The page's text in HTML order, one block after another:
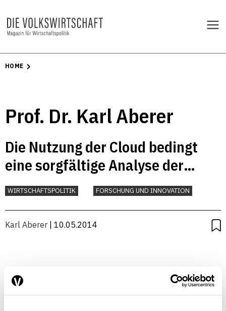
HOME
Prof. Dr. Karl Aberer
Die Nutzung der Cloud bedingt
eine sorgfältige Analyse der
Risiken
WIRTSCHAFTSPOLITIK FORSCHUNG UND INNOVATION
Karl Aberer | 10.05.2014